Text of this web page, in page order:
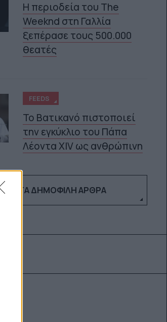
Η περιοδεία του The
Weeknd στη Γαλλία
ξεπέρασε τους 500.000
θεατές
FEEDS
Το Βατικανό πιστοποιεί
την εγκύκλιο του Πάπα
Λέοντα XIV ως ανθρώπινη
ΔΕΣ ΤΑ ΔΗΜΟΦΙΛΉ ΆΡΘΡΑ